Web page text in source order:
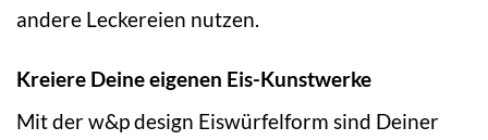
andere Leckereien nutzen.
Kreiere Deine eigenen Eis-Kunstwerke
Mit der w&p design Eiswürfelform sind Deiner